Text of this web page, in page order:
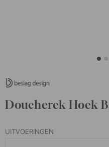
Doucherek Hoek
UITVOERINGEN